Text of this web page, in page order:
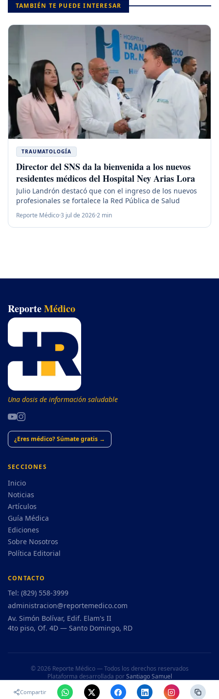
Compartir
TAMBIÉN TE PUEDE INTERESAR
TRAUMATOLOGÍA
Director del SNS da la bienvenida a los nuevos
residentes médicos del Hospital Ney Arias Lora
Julio Landrón destacó que con el ingreso de los nuevos
profesionales se fortalece la Red Pública de Salud
Reporte Médico·3 jul de 2026·2 min
ReporteMédico
Una dosis de información saludable
¿Eres médico? Súmate gratis →
SECCIONES
Inicio
Noticias
Artículos
Guía Médica
Ediciones
Sobre Nosotros
Política Editorial
CONTACTO
Tel: (829) 558-3999
administracion@reportemedico.com
Av. Simón Bolívar, Edif. Elam's II
4to piso, Of. 4D — Santo Domingo, RD
©2026 Reporte Médico — Todos los derechos reservados
Plataforma desarrollada por Santiago Samuel